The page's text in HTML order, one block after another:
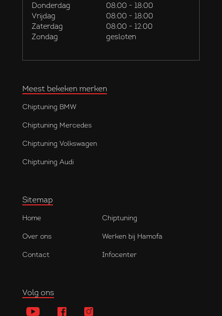
Donderdag
08:00 - 18:00
Vrijdag
08:00 - 18:00
Zaterdag
08:00 - 12:00
Zondag
gesloten
Meest bekeken merken
Chiptuning BMW
Chiptuning Mercedes
Chiptuning Volkswagen
Chiptuning Audi
Sitemap
Home Chiptuning
Over ons Werken bij Hamofa
Contact Infocenter
Volg ons